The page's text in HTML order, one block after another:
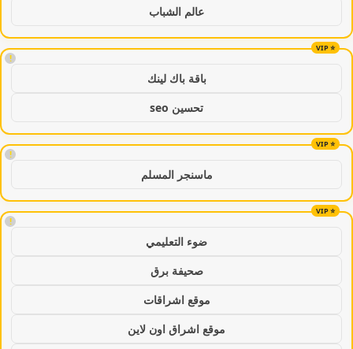
عالم الشباب
!
باقة باك لينك
تحسين seo
!
ماسنجر المسلم
!
ضوء التعليمي
صحيفة برق
موقع اشراقات
موقع اشراق اون لاين